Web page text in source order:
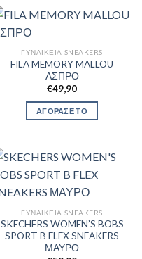
ΓΥΝΑΙΚΕΊΑ SNEAKERS
FILA MEMORY MALLOU
ΑΣΠΡΟ
€49,90
ΑΓΟΡΑΣΕ ΤΟ
ΓΥΝΑΙΚΕΊΑ SNEAKERS
SKECHERS WOMEN’S BOBS
SPORT B FLEX SNEAKERS
ΜΑΥΡΟ